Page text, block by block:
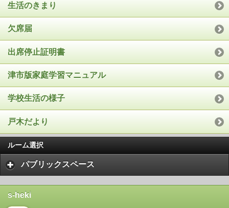
生活のきまり
欠席届
出席停止証明書
津市版家庭学習マニュアル
学校生活の様子
戸木だより
ルーム選択
パブリックスペース
s-heki